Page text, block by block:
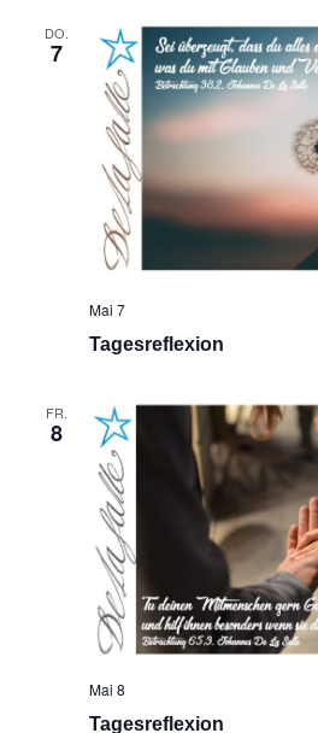
DO.
7
Tagesreflexion
Mai 7
FR.
8
Tagesreflexion
Mai 8